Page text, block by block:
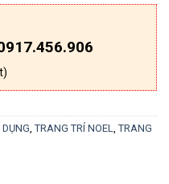
, TRANG TRÍ NOEL, TRANG